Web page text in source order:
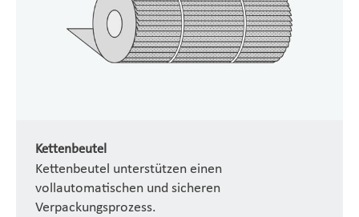
Kettenbeutel
Kettenbeutel unterstützen einen
vollautomatischen und sicheren
Verpackungsprozess.